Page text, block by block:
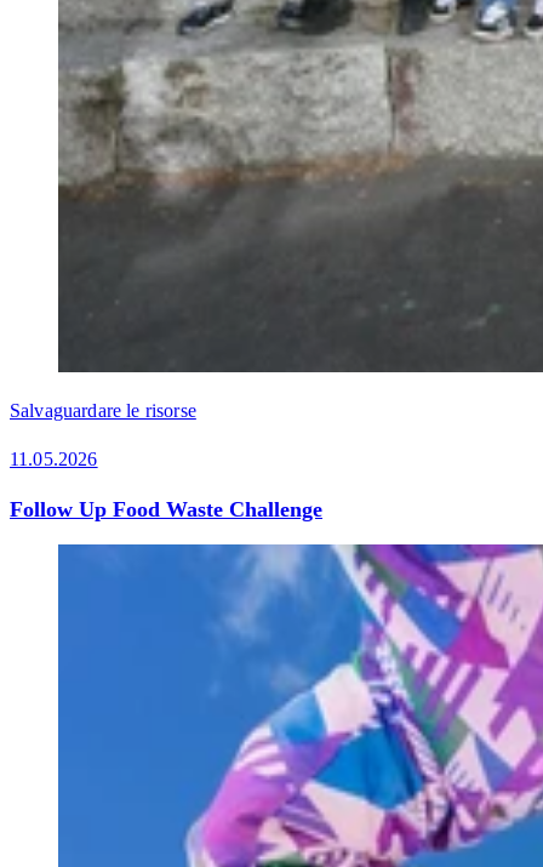
Salvaguardare le risorse
11.05.2026
Follow Up Food Waste Challenge